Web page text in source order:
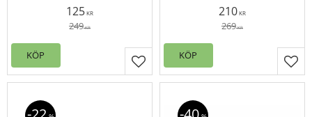
och gult mot mörkare grå
botten. Hängs med öljetter.
125KR
249KR
Lägg till i favoriter
KÖP
färger. Kappan har öljetter för
enkel upphängning.
210KR
269KR
KÖP